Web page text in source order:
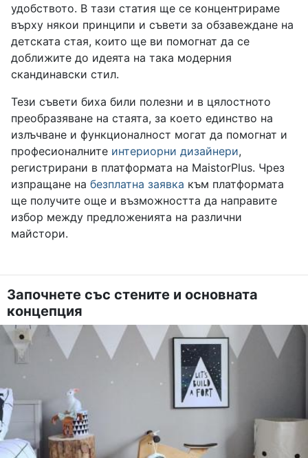
удобството. В тази статия ще се концентрираме
върху някои принципи и съвети за обзавеждане на
детската стая, които ще ви помогнат да се
доближите до идеята на така модерния
скандинавски стил.
Тези съвети биха били полезни и в цялостното
преобразяване на стаята, за което единство на
излъчване и функционалност могат да помогнат и
професионалните интериорни дизайнери,
регистрирани в платформата на MaistorPlus. Чрез
изпращане на безплатна заявка към платформата
ще получите още и възможността да направите
избор между предложенията на различни
майстори.
Започнете със стените и основната
концепция